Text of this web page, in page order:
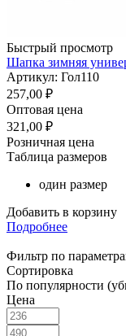
Быстрый просмотр
Шапка зимняя
Артикул: Гол110
257,00 ₽
Оптовая цена
321,00 ₽
Розничная цена
Таблица размеров
один размер
Добавить в корзину
Подробнее
Фильтр по
Сортировка
По популярности
Цена